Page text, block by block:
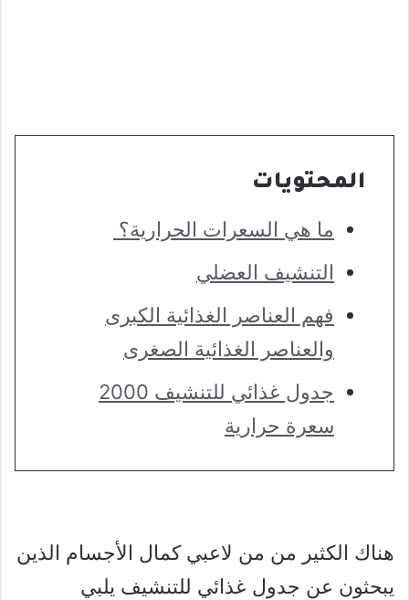
المحتويات
ما هي السعرات الحرارية؟
التنشيف العضلي
فهم العناصر الغذائية الكبرى
والعناصر الغذائية الصغرى
جدول غذائي للتنشيف 2000
سعرة حرارية
هناك الكثير من من لاعبي كمال الأجسام الذين
يبحثون عن جدول غذائي للتنشيف يلبي